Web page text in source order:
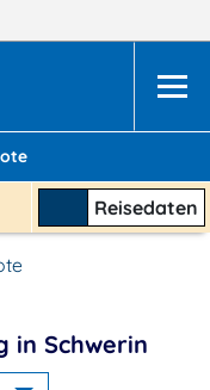
Reisedaten
in Schwerin